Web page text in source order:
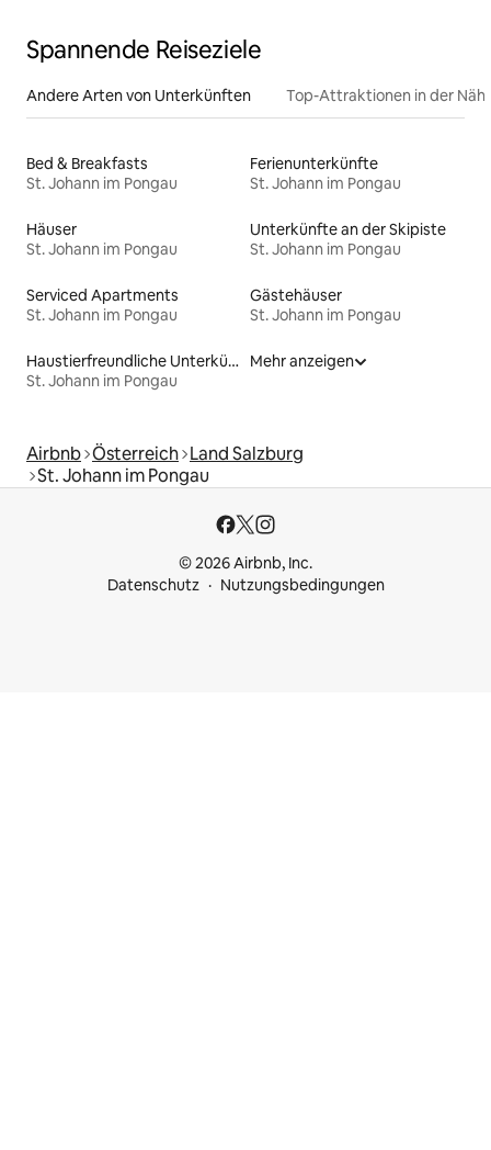
Spannende Reiseziele
Andere Arten von Unterkünften Top-Attraktionen in der
Bed & Breakfasts
St. Johann im Pongau
Ferienunterkünfte
St. Johann im Pongau
Häuser
St. Johann im Pongau
Unterkünfte an der Skipiste
St. Johann im Pongau
Serviced Apartments
St. Johann im Pongau
Gästehäuser
St. Johann im Pongau
Haustierfreundliche Unterkünfte
St. Johann im Pongau
Mehr anzeigen
Airbnb Österreich Land Salzburg
St. Johann im Pongau
© 2026 Airbnb, Inc.
Datenschutz
Nutzungsbedingungen